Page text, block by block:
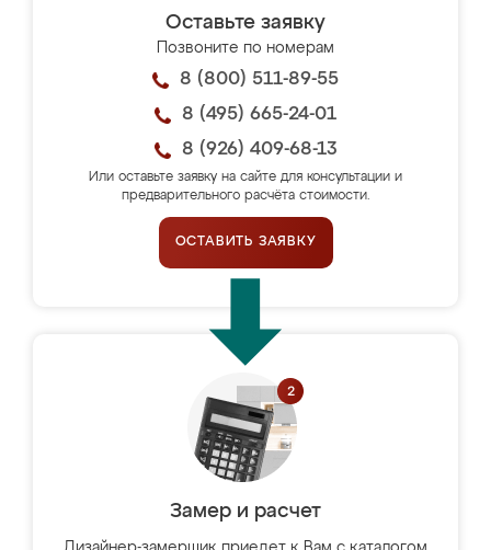
Оставьте заявку
Позвоните по номерам
8 (800) 511-89-55
8 (495) 665-24-01
8 (926) 409-68-13
Или оставьте заявку на сайте для консультации и
предварительного расчёта стоимости.
ОСТАВИТЬ ЗАЯВКУ
Замер и расчет